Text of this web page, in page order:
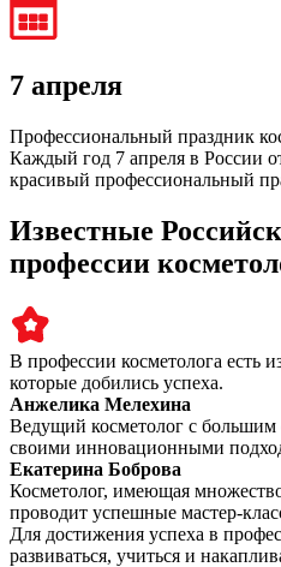
7 апреля
Профессиональный праздник
Каждый год 7 апреля в России
красивый профессиональный
Известные
профессии
В профессии косметолога есть
которые добились успеха.
Анжелика Мелехина
Ведущий косметолог с
своими инновационными
Екатерина Боброва
Косметолог, имеющая
проводит успешные мастер-
Для достижения успеха в
развиваться, учиться и